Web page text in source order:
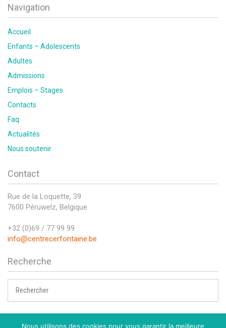
Navigation
Accueil
Enfants – Adolescents
Adultes
Admissions
Emplois – Stages
Contacts
Faq
Actualités
Nous soutenir
Contact
Rue de la Loquette, 39
7600 Péruwelz, Belgique
+32 (0)69 / 77 99 99
info@centrecerfontaine.be
Recherche
Nous utilisons des cookies pour vous garantir la meilleure